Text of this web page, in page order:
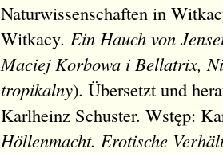
Naturwissenschaften in
Witkacy. Ein Hauch von
Maciej Korbowa i Bellatrix,
tropikalny). Übersetzt und
Karlheinz Schuster. Wstęp:
Höllenmacht. Erotische